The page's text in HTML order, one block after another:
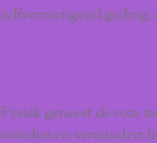
zelfvernietigend
Fysiek geneest de roze
wonden en vermindert